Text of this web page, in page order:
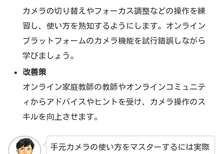
カメラの切り替えやフォーカス調整などの操作を練
習し、使い方を熟知するようにします。オンライン
プラットフォームのカメラ機能を試行錯誤しながら
学びましょう。
改善策
オンライン家庭教師の教師やオンラインコミュニテ
ィからアドバイスやヒントを受け、カメラ操作のス
キルを向上させます。
手元カメラの使い方をマスターするには実際